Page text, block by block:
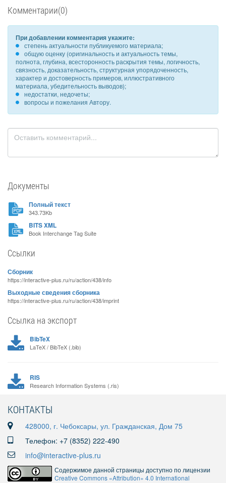
Комментарии(0)
При добавлении комментария укажите:
степень актуальности публикуемого материала;
общую оценку (оригинальность и актуальность темы,
полнота, глубина, всесторонность раскрытия темы, логичность,
связность, доказательность, структурная упорядоченность,
характер и достоверность примеров, иллюстративного
материала, убедительность выводов);
недостатки, недочеты;
вопросы и пожелания Автору.
Документы
Полный текст
343.73Kb
BITS XML
Book Interchange Tag Suite
Ссылки
Сборник
https://interactive-plus.ru/ru/action/438/info
Выходные сведения сборника
https://interactive-plus.ru/ru/action/438/imprint
Ссылка на экспорт
BibTeX
LaTeX / BibTeX (.bib)
RIS
Research Information Systems (.ris)
КОНТАКТЫ
428000, г. Чебоксары, ул. Гражданская, Дом 75
Телефон: +7 (8352) 222-490
info@interactive-plus.ru
Содержимое данной страницы доступно по лицензии
Creative Commons «Attribution» 4.0 International